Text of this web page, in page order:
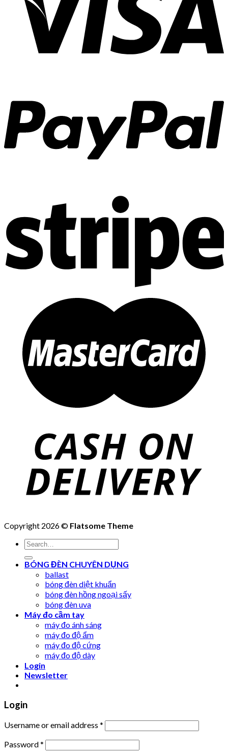
Copyright 2026 © Flatsome Theme
Search
for:
BÓNG ĐÈN CHUYÊN DỤNG
ballast
bóng đèn diệt khuẩn
bóng đèn hồng ngoại sấy
bóng đèn uva
Máy đo cầm tay
máy đo ánh sáng
máy đo độ ẩm
máy đo độ cứng
máy đo độ dày
Login
Newsletter
Login
Username or email address *
Password*